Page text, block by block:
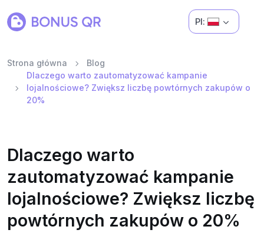
Pl:
Strona główna
Blog
Dlaczego warto zautomatyzować kampanie
lojalnościowe? Zwiększ liczbę powtórnych zakupów o
20%
Dlaczego warto
zautomatyzować kampanie
lojalnościowe? Zwiększ liczbę
powtórnych zakupów o 20%